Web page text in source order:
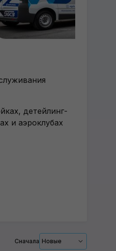
детейлинг-
и аэроклубах
Сначала Новые